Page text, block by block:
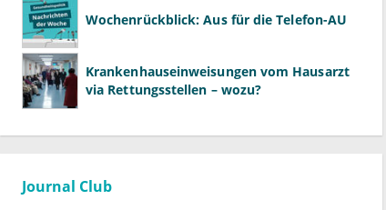
Wochenrückblick: Aus für die Telefon-AU
Krankenhauseinweisungen vom Hausarzt
via Rettungsstellen – wozu?
Journal Club